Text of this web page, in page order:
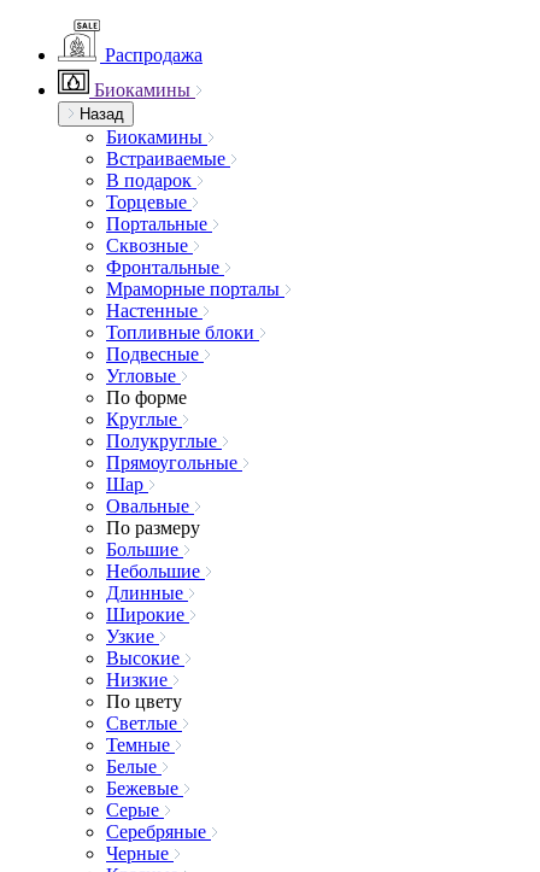
Распродажа
Биокамины
Назад
Биокамины
Встраиваемые
В подарок
Торцевые
Портальные
Сквозные
Фронтальные
Мраморные порталы
Настенные
Топливные блоки
Подвесные
Угловые
По форме
Круглые
Полукруглые
Прямоугольные
Шар
Овальные
По размеру
Большие
Небольшие
Длинные
Широкие
Узкие
Высокие
Низкие
По цвету
Светлые
Темные
Белые
Бежевые
Серые
Серебряные
Черные